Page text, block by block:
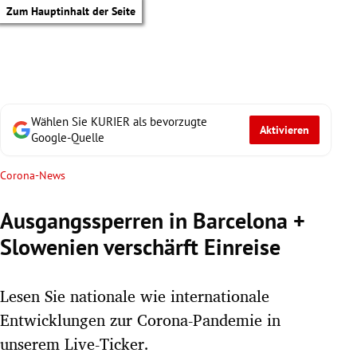
Zum Hauptinhalt der Seite
Untermenü
Wählen Sie KURIER als bevorzugte
Google-Quelle
Aktivieren
Corona-News
Ausgangssperren in Barcelona +
Slowenien verschärft Einreise
Lesen Sie nationale wie internationale
Entwicklungen zur Corona-Pandemie in
unserem Live-Ticker.